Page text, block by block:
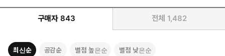
구매자 843 전체 1,482
최신순 공감순 별점 높은순 별점 낮은순